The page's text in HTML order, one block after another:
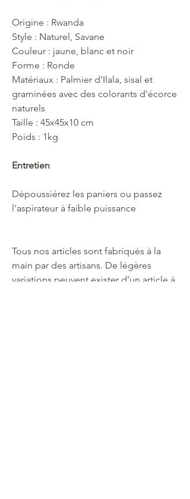
Origine : Rwanda
Style : Naturel, Savane
Couleur : jaune, blanc et noir
Forme : Ronde
Matériaux : Palmier d'Ilala, sisal et
graminées avec des colorants d'écorce
naturels
Taille : 45x45x10 cm
Poids : 1kg
Entretien
Dépoussiérez les paniers ou passez
l'aspirateur à faible puissance
Tous nos articles sont fabriqués à la
main par des artisans. De légères
variations peuvent exister d’un article à